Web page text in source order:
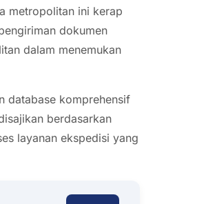
metropolitan ini kerap
dokumen
dalam menemukan
database komprehensif
berdasarkan
layanan ekspedisi yang